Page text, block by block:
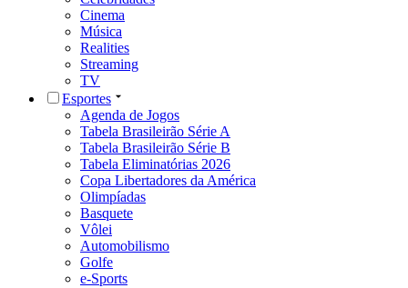
Cinema
Música
Realities
Streaming
TV
Esportes
Agenda de Jogos
Tabela Brasileirão Série A
Tabela Brasileirão Série B
Tabela Eliminatórias 2026
Copa Libertadores da América
Olimpíadas
Basquete
Vôlei
Automobilismo
Golfe
e-Sports